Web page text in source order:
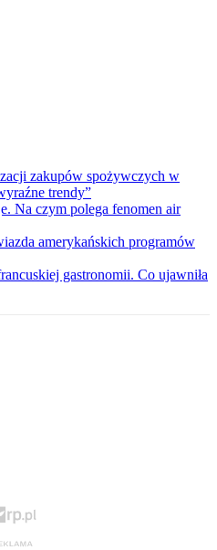
zakupów spożywczych w
trendy”
Na czym polega fenomen air
amerykańskich programów
gastronomii. Co ujawniła